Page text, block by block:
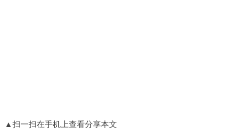
▲扫一扫在手机上查看分享本文